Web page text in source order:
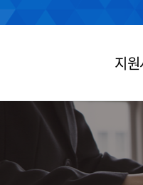
지